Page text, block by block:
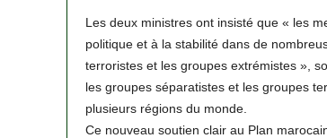
Les deux ministres ont insisté que « les
politique et à la stabilité dans de
terroristes et les groupes extrémistes »,
les groupes séparatistes et les groupes
plusieurs régions du monde.
Ce nouveau soutien clair au Plan